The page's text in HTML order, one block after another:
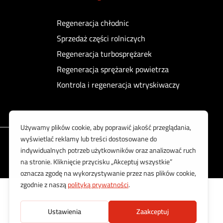
Regeneracja chłodnic
Sprzedaż części rolniczych
Regeneracja turbosprężarek
Regeneracja sprężarek powietrza
Kontrola i regeneracja wtryskiwaczy
Korzystamy z bezpiecznych płatności